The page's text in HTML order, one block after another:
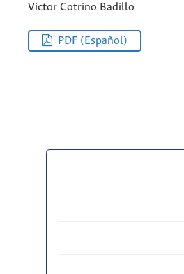
Victor Cotrino Badillo
PDF (Español)